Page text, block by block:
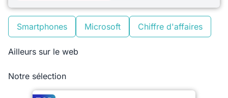
Smartphones Microsoft Chiffre d'affaires
Ailleurs sur le web
Notre sélection